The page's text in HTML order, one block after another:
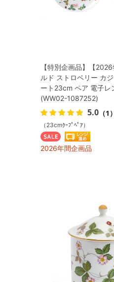
【特別企画品】【
ルド ストロベリー カ
ート23cm ペア 電子レ
(WW02-1087252)
5.0 （1）
（23cmｸｰﾌﾟﾍﾟｱ）
2026年間企画品